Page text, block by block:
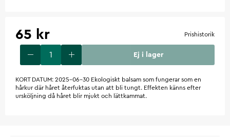
65 kr Prishistorik
Ej i lager
KORT DATUM: 2025-06-30 Ekologiskt balsam som fungerar som en
hårkur där håret återfuktas utan att bli tungt. Effekten känns efter
ursköljning då håret blir mjukt och lättkammat.